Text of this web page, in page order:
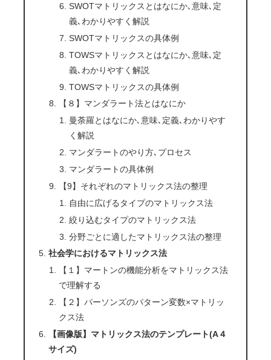
SWOTマトリックスとはなにか､意味､定
義､わかりやすく解説
SWOTマトリックスの具体例
TOWSマトリックスとはなにか､意味､定
義､わかりやすく解説
TOWSマトリックスの具体例
【８】マンダラート法とはなにか
曼荼羅とはなにか､意味､定義､わかりやす
く解説
マンダラートのやり方､プロセス
マンダラートの具体例
【9】それぞれのマトリックス法の整理
自由に広げるタイプのマトリックス法
絞り込むタイプのマトリックス法
分野ごとに適したマトリックス法の整理
社会学におけるマトリックス法
【１】マートンの機能分析をマトリックス法
で理解する
【２】パーソンズのパターン変数×マトリッ
クス法
【画像版】マトリックス法のテンプレート(A４
サイズ)